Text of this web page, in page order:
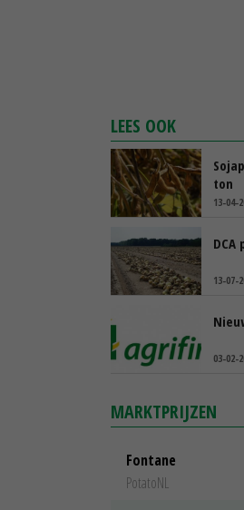
LEES OOK
ton
13-04-
13-07-
03-02-
MARKTPRIJZEN
Fontane
PotatoNL